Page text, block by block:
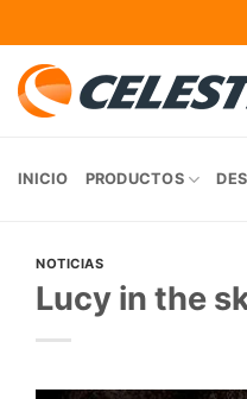
to
content
INICIO PRODUCTOS
NOTICIAS
Lucy in the